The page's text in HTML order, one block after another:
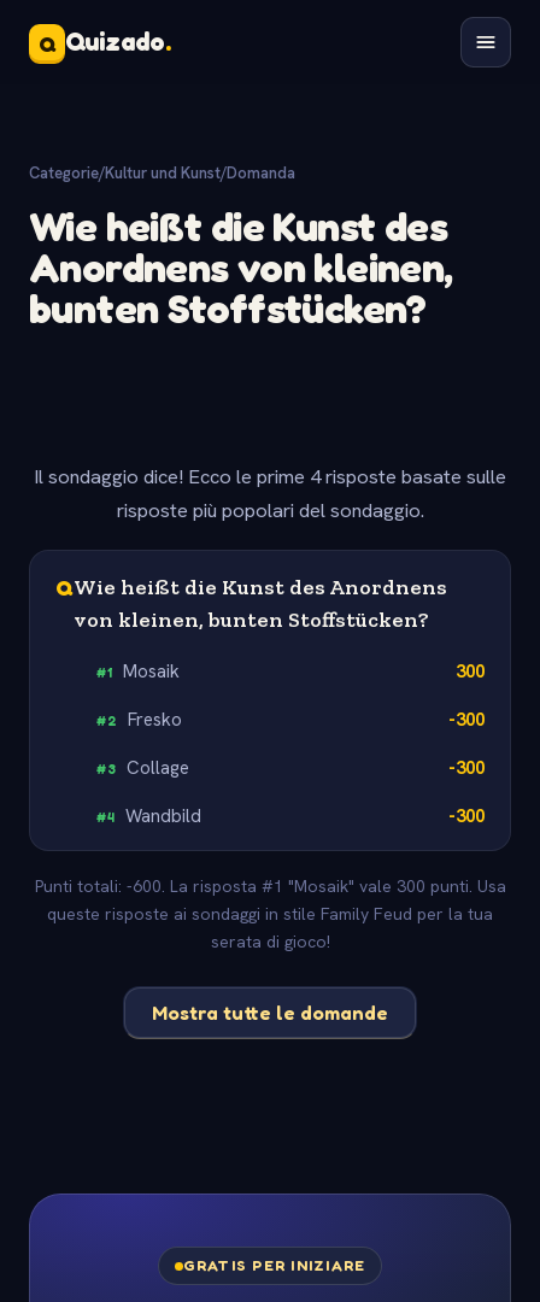
Q Quizado.
Categorie/Kultur und Kunst/Domanda
Wie heißt die Kunst des
Anordnens von kleinen,
bunten Stoffstücken?
Il sondaggio dice! Ecco le prime 4 risposte basate sulle
risposte più popolari del sondaggio.
QWie heißt die Kunst des Anordnens
von kleinen, bunten Stoffstücken?
#1 Mosaik 300
#2 Fresko -300
#3 Collage -300
#4 Wandbild -300
Punti totali: -600. La risposta #1 "Mosaik" vale 300 punti. Usa
queste risposte ai sondaggi in stile Family Feud per la tua
serata di gioco!
Mostra tutte le domande
GRATIS PER INIZIARE